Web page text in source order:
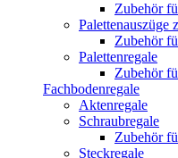
Zubehör
Palettenauszüge
Zubehör
Palettenregale
Zubehör
Fachbodenregale
Aktenregale
Schraubregale
Zubehör
Steckregale